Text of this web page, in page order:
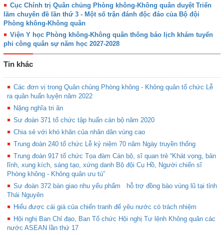
Cục Chính trị Quân chủng Phòng không-Không quân duyệt Triển
lãm chuyên đề lần thứ 3 - Một số trận đánh độc đáo của Bộ đội
Phòng không-Không quân
Viện Y học Phòng không-Không quân thông báo lịch khám tuyển
phi công quân sự năm học 2027-2028
Tin khác
Các đơn vị trong Quân chủng Phòng không - Không quân tổ chức Lễ
ra quân huấn luyện năm 2022
Nặng nghĩa tri ân
Sư đoàn 371 tổ chức tập huấn cán bộ năm 2020
Chia sẻ với khó khăn của nhân dân vùng cao
Trung đoàn 240 tổ chức Lễ kỷ niệm 70 năm Ngày truyền thống
Trung đoàn 917 tổ chức Tọa đàm Cán bộ, sĩ quan trẻ “Khát vọng, bản
lĩnh, xung kích, sáng tạo, xứng danh Bộ đội Cụ Hồ, Người chiến sĩ
Phòng không - Không quân ưu tú”
Sư đoàn 372 bàn giao nhu yếu phẩm hỗ trợ đồng bào vùng lũ tại tỉnh
Thái Nguyên
Hiểu được cái giá của chiến tranh để yêu nước có trách nhiệm
Hội nghị Ban Chỉ đạo, Ban Tổ chức Hội nghị Tư lệnh Không quân các
nước ASEAN lần thứ 17